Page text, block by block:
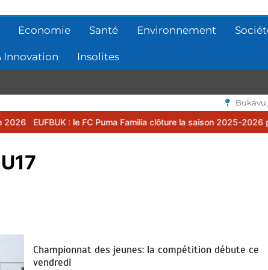
Economie Santé Environnement
Innovation Insolites
: le FC Puma Familia clôture la saison 2025-2026 par une
Championnat des jeunes: la compétition débute ce
vendredi